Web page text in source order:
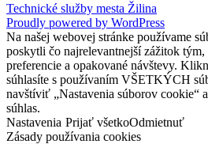
Technické služby mesta Žilina
Proudly powered by WordPress
Na našej webovej stránke používame
poskytli čo najrelevantnejší zážitok tým,
preferencie a opakované návštevy.
súhlasíte s používaním VŠETKÝCH
navštíviť „Nastavenia súborov cookie“
súhlas.
Nastavenia Prijať všetkoOdmietnuť
Zásady používania cookies